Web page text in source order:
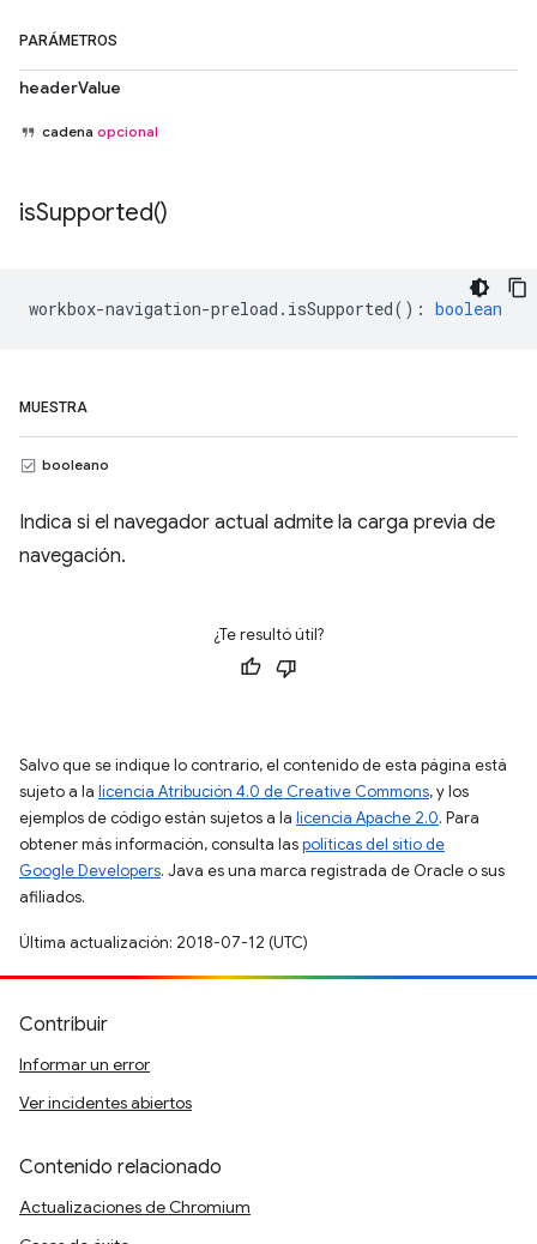
PARÁMETROS
headerValue
cadena opcional
isSupported()
workbox-navigation-preload . isSupported() : boolean
MUESTRA
booleano
Indica si el navegador actual admite la carga previa de
navegación.
¿Te resultó útil?
Salvo que se indique lo contrario, el contenido de esta página está
sujeto a la licencia Atribución 4.0 de Creative Commons, y los
ejemplos de código están sujetos a la licencia Apache 2.0. Para
obtener más información, consulta laspolíticas del sitio de
Google Developers. Java es una marca registrada de Oracle o sus
afiliados.
Última actualización: 2018-07-12 (UTC)
Contribuir
Informar un error
Ver incidentes abiertos
Contenido relacionado
Actualizaciones de Chromium